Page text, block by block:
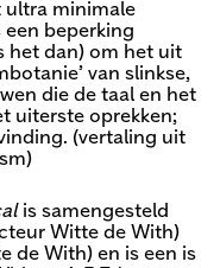
ultra minimale
een beperking
het dan) om het uit
van slinkse,
die de taal en het
uiterste oprekken;
(vertaling uit
is samengesteld
Witte de With)
de With) en is een is